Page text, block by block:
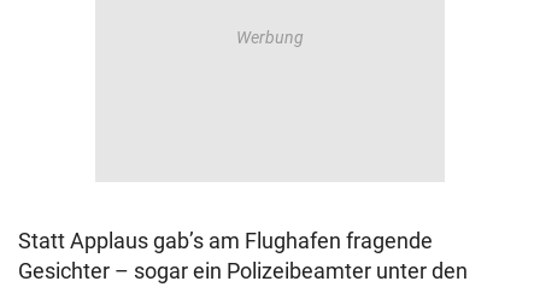
Statt Applaus gab’s am Flughafen fragende
Gesichter – sogar ein Polizeibeamter unter den